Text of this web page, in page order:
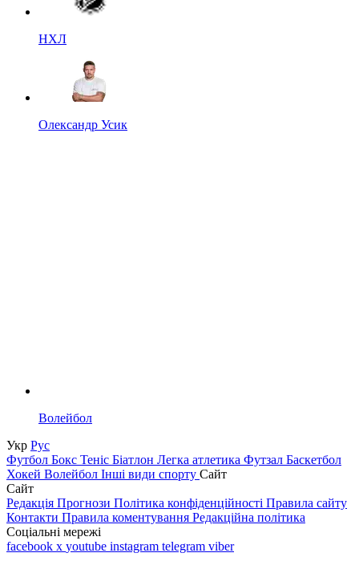
НХЛ
Олександр Усик
Волейбол
Укр Рус
Футбол Бокс Теніс Біатлон Легка атлетика Футзал Баскетбол
Хокей Волейбол Інші види спорту Сайт
Сайт
Редакція Прогнози Політика конфіденційності Правила сайту
Контакти Правила коментування Редакційна політика
Соціальні мережі
facebook x youtube instagram telegram viber